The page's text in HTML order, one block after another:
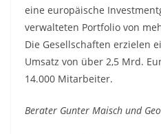
eine europäische
verwalteten Portfolio von
Die Gesellschaften erzielen
Umsatz von über 2,5 Mrd.
14.000 Mitarbeiter.
Berater Gunter Maisch und